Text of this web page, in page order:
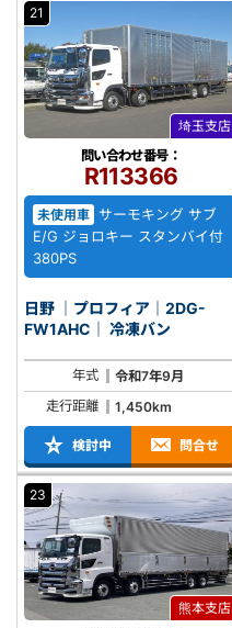
21
埼玉支店
問い合わせ番号：
R113366
未使用車
サーモキング サブ
E/G ジョロキー スタンバイ付
380PS
日野 ｜プロフィア｜2DG-
FW1AHC｜ 冷凍バン
年式
令和7年9月
走行距離
1,450km
検討中 問合せ
23
熊本支店